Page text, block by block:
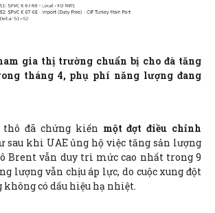
gia thị trường chuẩn bị cho đà tăng
tháng 4, phụ phí năng lượng đang
thô đã chứng kiến một đợt điều chỉnh
sau khi UAE ủng hộ việc tăng sản lượng
Brent vẫn duy trì mức cao nhất trong 9
lượng vẫn chịu áp lực, do cuộc xung đột
không có dấu hiệu hạ nhiệt.